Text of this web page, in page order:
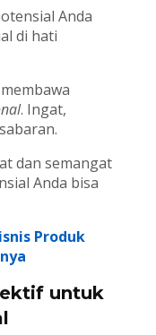
Anda
di hati
. Ingat,
dan semangat
Anda bisa
Produk
untuk